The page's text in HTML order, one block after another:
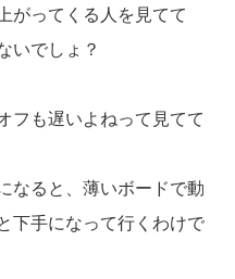
がってくる人を見てて
いでしょ？
フも遅いよねって見てて
なると、薄いボードで動
下手になって行くわけで